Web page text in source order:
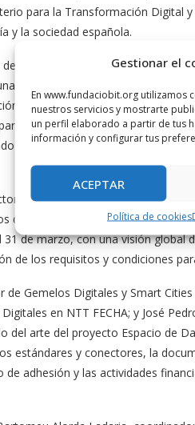
Gestionar el
En www.fundaciobit.org utilizamos
nuestros servicios y mostrarte
un perfil elaborado a partir de tus
información y configurar tus
ACEPTAR
Política de cookies
para la Transformación Digital
y la sociedad española.
la Función Pública participa
inversión de 4 millones de euros
Transformación y Resiliencia.
la sostenibilidad del litoral, y el
en la planificación turística, la
general de Programas,
de estos proyectos y las
de marzo, con una visión global
de los requisitos y condiciones
Gemelos Digitales y Smart Cities
en NTT FECHA; y José
del arte del proyecto Espacio de
estándares y conectores, la
adhesión y las actividades